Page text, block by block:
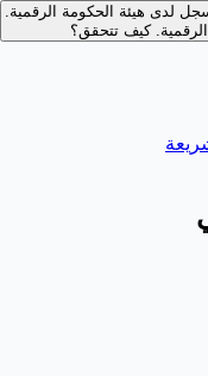
لدى هيئة الحكومة الرقمية.
كيف تتحقق؟